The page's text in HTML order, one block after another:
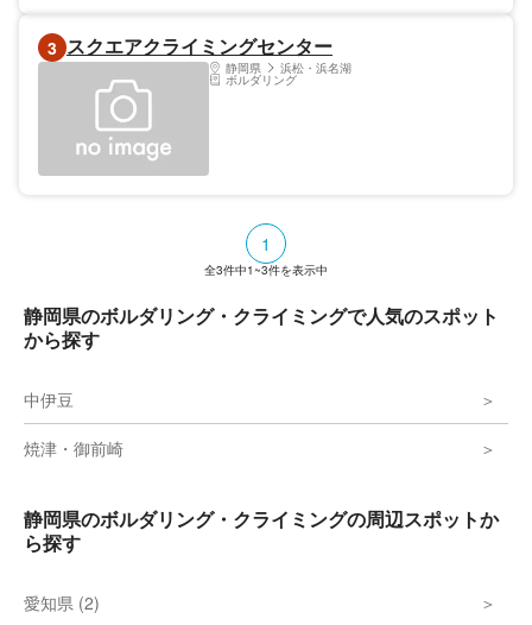
3 スクエアクライミングセンター
静岡県 浜松・浜名湖
ボルダリング
1
全3件中1~3件を表示中
静岡県のボルダリング・クライミングで人気のスポット
から探す
中伊豆
焼津・御前崎
静岡県のボルダリング・クライミングの周辺スポットか
ら探す
愛知県 (2)